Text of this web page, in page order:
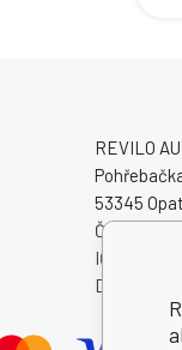
REVILO
53345
Česká
IČO:
DIČ: